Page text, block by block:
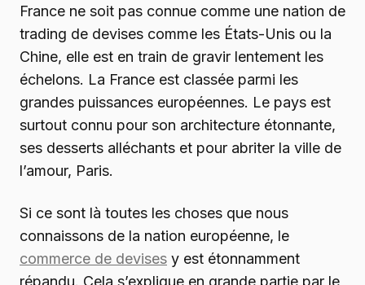
France ne soit pas connue comme une nation de
trading de devises comme les États-Unis ou la
Chine, elle est en train de gravir lentement les
échelons. La France est classée parmi les
grandes puissances européennes. Le pays est
surtout connu pour son architecture étonnante,
ses desserts alléchants et pour abriter la ville de
l’amour, Paris.
Si ce sont là toutes les choses que nous
connaissons de la nation européenne, le
commerce de devises y est étonnamment